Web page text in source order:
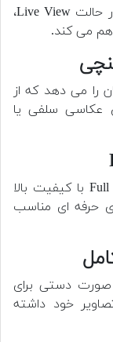
سیستم فوکوس خودکار 9 نقطه ای، حتی در حالت Live View،
می کند.
را می دهد که از
عکاسی سلفی یا
قادر است ویدیوهای Full HD با کیفیت بالا
حرفه ای مناسب
صورت دستی برای
خود داشته